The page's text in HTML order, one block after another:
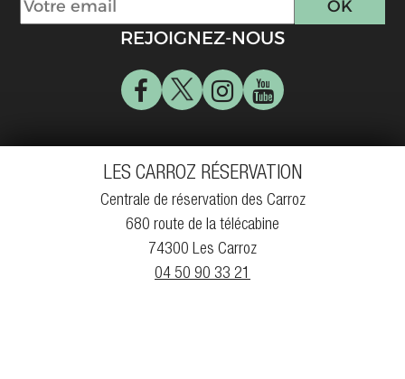
REJOIGNEZ-NOUS
LES CARROZ RÉSERVATION
Centrale de réservation des Carroz
680 route de la télécabine
74300 Les Carroz
04 50 90 33 21